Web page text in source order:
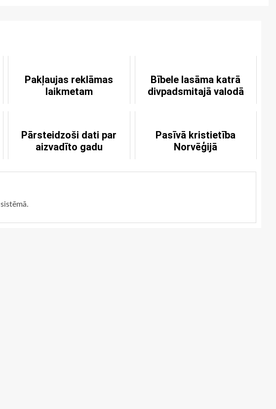
Pakļaujas reklāmas
laikmetam
Bībele lasāma katrā
divpadsmitajā valodā
Pārsteidzoši dati par
aizvadīto gadu
Pasīvā kristietība
Norvēģijā
sistēmā.